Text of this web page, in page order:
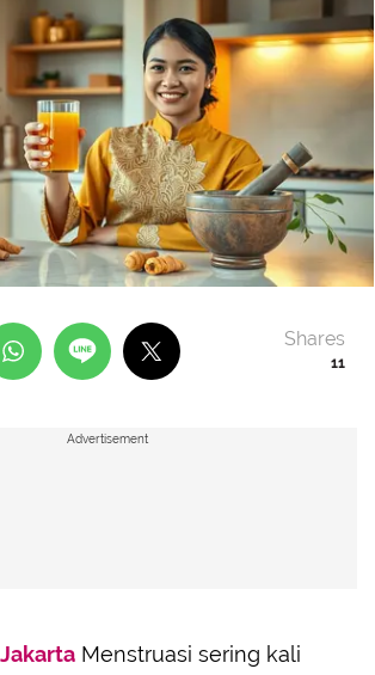
11
Shares
Advertisement
Menstruasi sering kali